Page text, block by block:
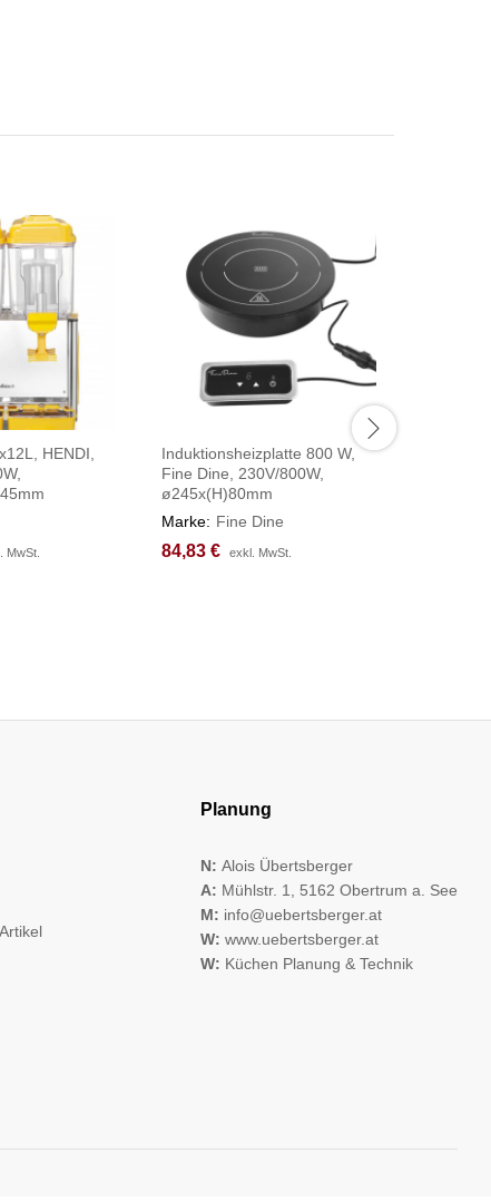
HENDI,
MwSt.
MwSt.
Induktionsheizplatte 800 W,
Fine Dine, 230V/800W,
ø245x(H)80mm
Marke: Fine Dine
84,83 € exkl. MwSt.
84,83 € exkl. MwSt.
Planung
N: Alois Übertsberger
A: Mühlstr. 1, 5162 Obertrum a. See
M: info@uebertsberger.at
W: www.uebertsberger.at
W: Küchen Planung & Technik